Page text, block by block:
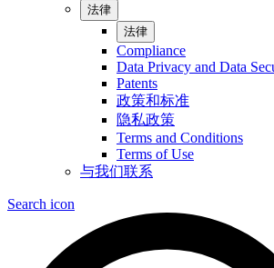
法律
法律
Compliance
Data Privacy and Data
Patents
政策和标准
隐私政策
Terms and Conditions
Terms of Use
与我们联系
Search icon